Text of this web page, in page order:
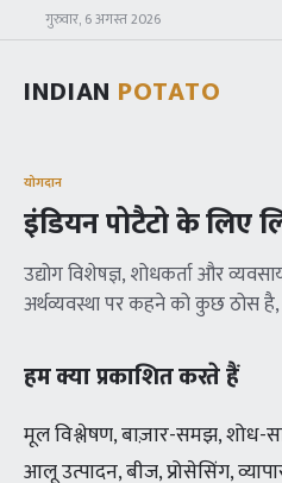
गुरुवार, 6 अगस्त 2026
INDIAN POTATO
योगदान
इंडियन पोटैटो के लिए
उद्योग विशेषज्ञ, शोधकर्ता और
अर्थव्यवस्था पर कहने को कुछ ठोस
हम क्या प्रकाशित करते हैं
मूल विश्लेषण, बाज़ार-समझ, शोध-
आलू उत्पादन, बीज, प्रोसेसिंग,